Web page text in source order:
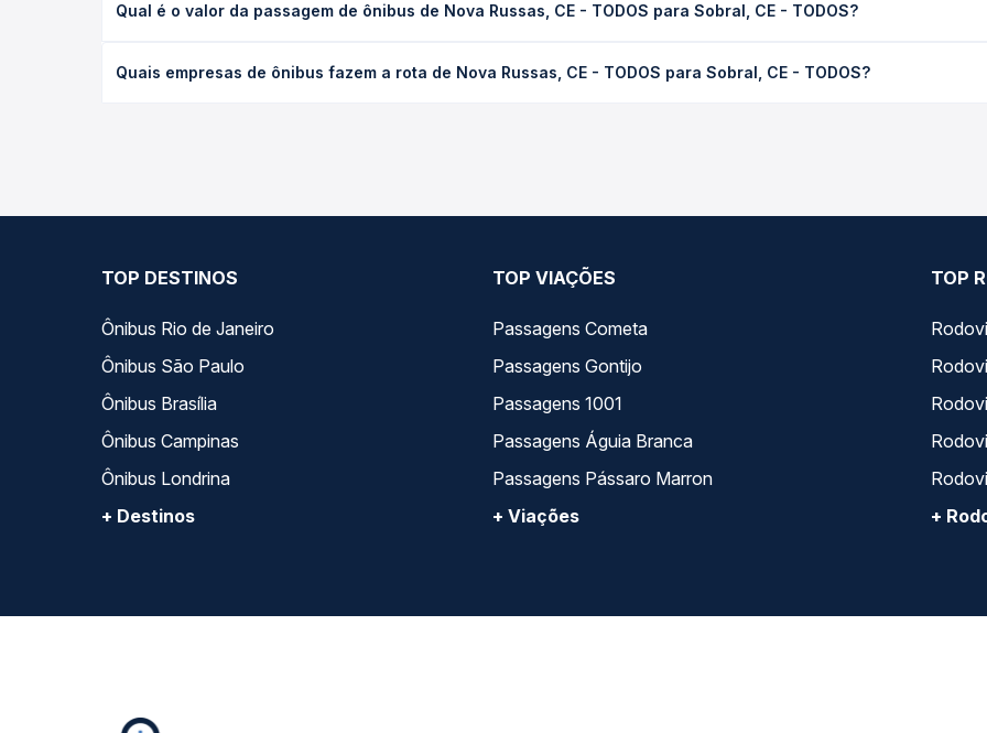
executivo ou leito) e as condições de tráfego. Na Quero Passagem você consulta os horários disponíveis e vê a
Qual é o valor da passagem de ônibus de Nova Russas, CE - TODOS para Sobral, CE - TODOS?
de poltrona e a antecedência da compra. Na Quero Passagem você compara os preços de todas as viações em
Quais empresas de ônibus fazem a rota de Nova Russas, CE - TODOS para Sobral, CE - TODOS?
TOP DESTINOS
Ônibus Rio de Janeiro
Ônibus São Paulo
Ônibus Brasília
Ônibus Campinas
Ônibus Londrina
+ Destinos
TOP VIAÇÕES
Passagens Cometa
Passagens Gontijo
Passagens 1001
Passagens Águia Branca
Passagens Pássaro Marron
+ Viações
TOP
+